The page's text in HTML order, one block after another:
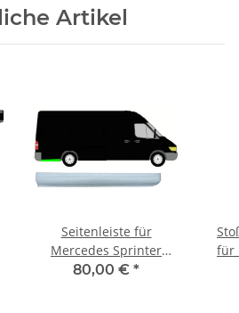
Artikel
Seitenleiste für
Mercedes Sprinter
langer Radstand 1995 –
80,00 € *
für